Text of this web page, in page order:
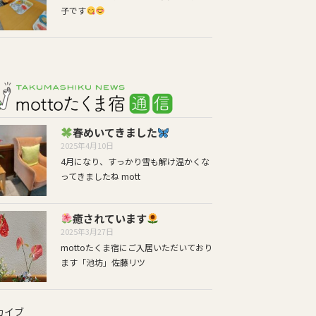
子です
春めいてきました
2025年4月10日
4月になり、すっかり雪も解け温かくな
ってきましたね mott
癒されています
2025年3月27日
mottoたくま宿にご入居いただいており
ます「池坊」佐藤リツ
イブ